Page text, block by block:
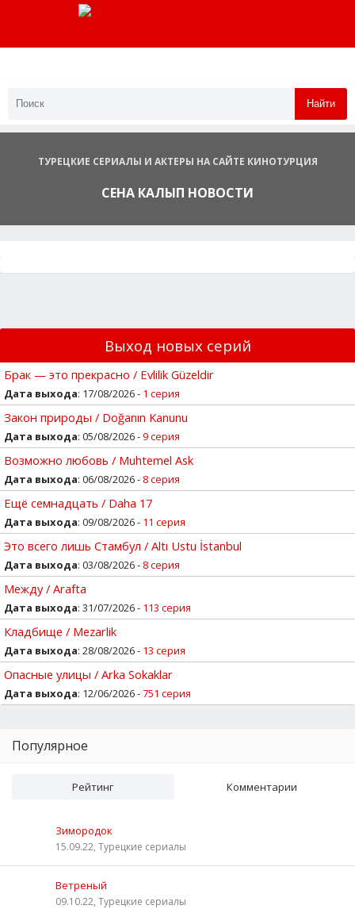
Найти
ТУРЕЦКИЕ СЕРИАЛЫ И АКТЕРЫ НА САЙТЕ КИНОТУРЦИЯ
СЕНА КАЛЫП НОВОСТИ
Выход новых серий
Брак — это прекрасно / Evlilik Güzeldir
Дата выхода: 17/08/2026 - 1 серия
Закон природы / Doğanın Kanunu
Дата выхода: 05/08/2026 -9 серия
Возможно любовь / Muhtemel Ask
Дата выхода: 06/08/2026 - 8 серия
Ещё семнадцать / Daha 17
Дата выхода: 09/08/2026 - 11 серия
Это всего лишь Стамбул / Altı Ustu İstanbul
Дата выхода: 03/08/2026 - 8 серия
Между / Arafta
Дата выхода: 31/07/2026 - 113 серия
Кладбище / Mezarlik
Дата выхода: 28/08/2026 - 13 серия
Опасные улицы / Arka Sokaklar
Дата выхода: 12/06/2026 -751 серия
Популярное
Рейтинг Комментарии
Зимородок
15.09.22, Турецкие сериалы
Ветреный
09.10.22, Турецкие сериалы